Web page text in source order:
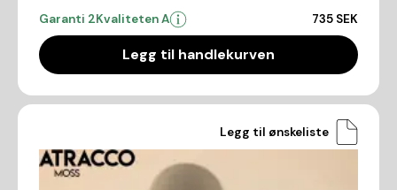
Garanti 2Kvaliteten A 735 SEK
Legg til handlekurven
Legg til ønskeliste